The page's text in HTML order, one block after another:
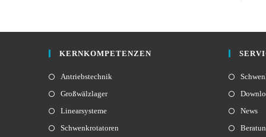
KERNKOMPETENZEN
Antriebstechnik
Großwälzlager
Linearsysteme
Schwenkrotatoren
News